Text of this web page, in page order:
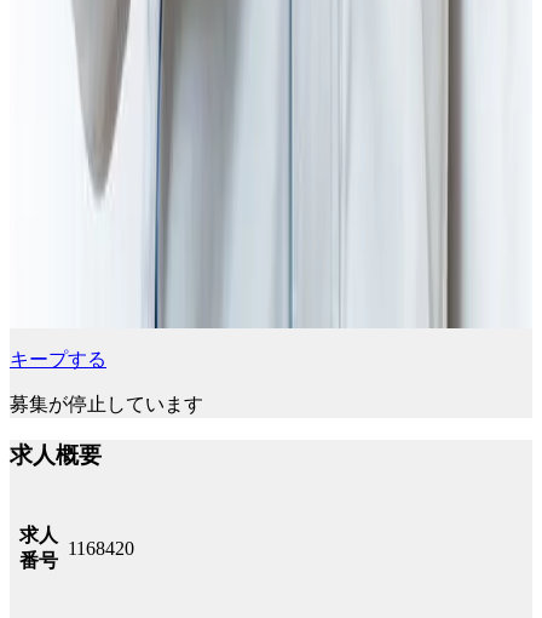
キープする
募集が停止しています
求人概要
求人
番号
1168420